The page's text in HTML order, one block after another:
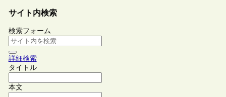
サイト内検索
検索フォーム
詳細検索
タイトル
本文